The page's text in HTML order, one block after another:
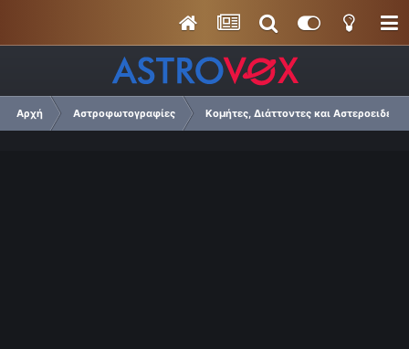
Αρχή Αστροφωτογραφίες Κομήτες, Διάττοντες και Αστεροειδείς